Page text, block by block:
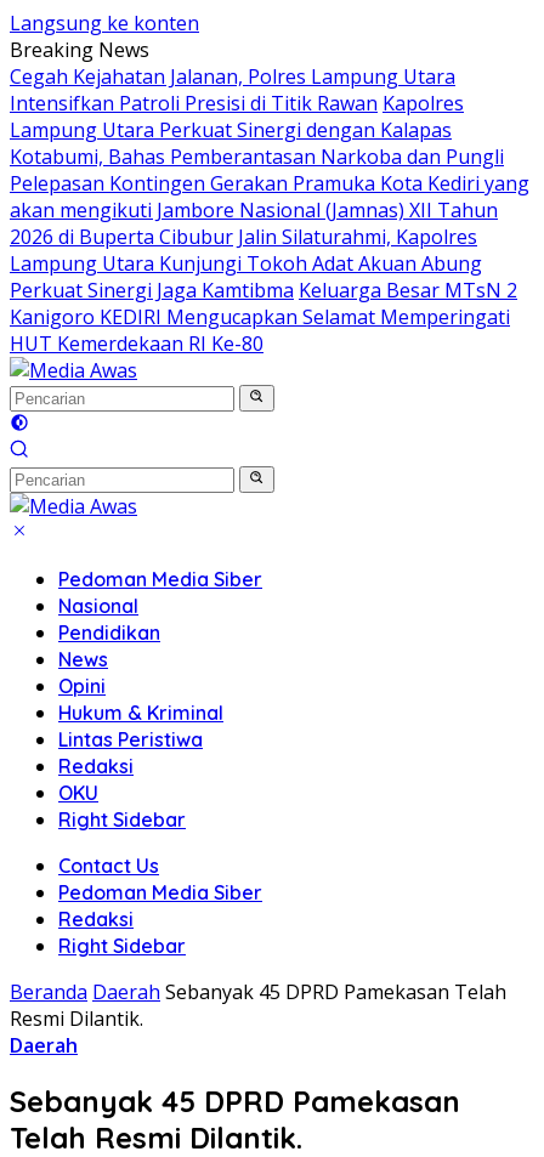
Langsung ke konten
Breaking News
Cegah Kejahatan Jalanan, Polres Lampung Utara
Intensifkan Patroli Presisi di Titik Rawan Kapolres
Lampung Utara Perkuat Sinergi dengan Kalapas
Kotabumi, Bahas Pemberantasan Narkoba dan Pungli
Pelepasan Kontingen Gerakan Pramuka Kota Kediri yang
akan mengikuti Jambore Nasional (Jamnas) XII Tahun
2026 di Buperta Cibubur Jalin Silaturahmi, Kapolres
Lampung Utara Kunjungi Tokoh Adat Akuan Abung
Perkuat Sinergi Jaga Kamtibma Keluarga Besar MTsN 2
Kanigoro KEDIRI Mengucapkan Selamat Memperingati
HUT Kemerdekaan RI Ke-80
Pedoman Media Siber
Nasional
Pendidikan
News
Opini
Hukum & Kriminal
Lintas Peristiwa
Redaksi
OKU
Right Sidebar
Contact Us
Pedoman Media Siber
Redaksi
Right Sidebar
Beranda Daerah Sebanyak 45 DPRD Pamekasan Telah
Resmi Dilantik.
Daerah
Sebanyak 45 DPRD Pamekasan
Telah Resmi Dilantik.